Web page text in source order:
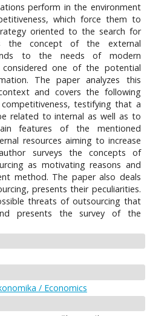
perform in the environment
which force them to
oriented to the search for
the concept of the external
to the needs of modern
one of the potential
The paper analyzes this
and covers the following
testifying that a
related to internal as well as to
features of the mentioned
resources aiming to increase
surveys the concepts of
as motivating reasons and
method. The paper also deals
presents their peculiarities.
threats of outsourcing that
presents the survey of the
/ Economics